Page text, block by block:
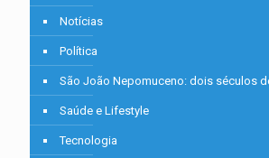
Notícias
Política
São João Nepomuceno: dois séculos
Saúde e Lifestyle
Tecnologia